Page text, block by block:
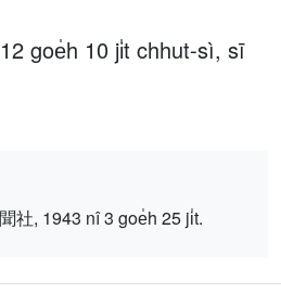
goe̍h 10 ji̍t chhut-sì, sī
社, 1943 nî 3 goe̍h 25 ji̍t.